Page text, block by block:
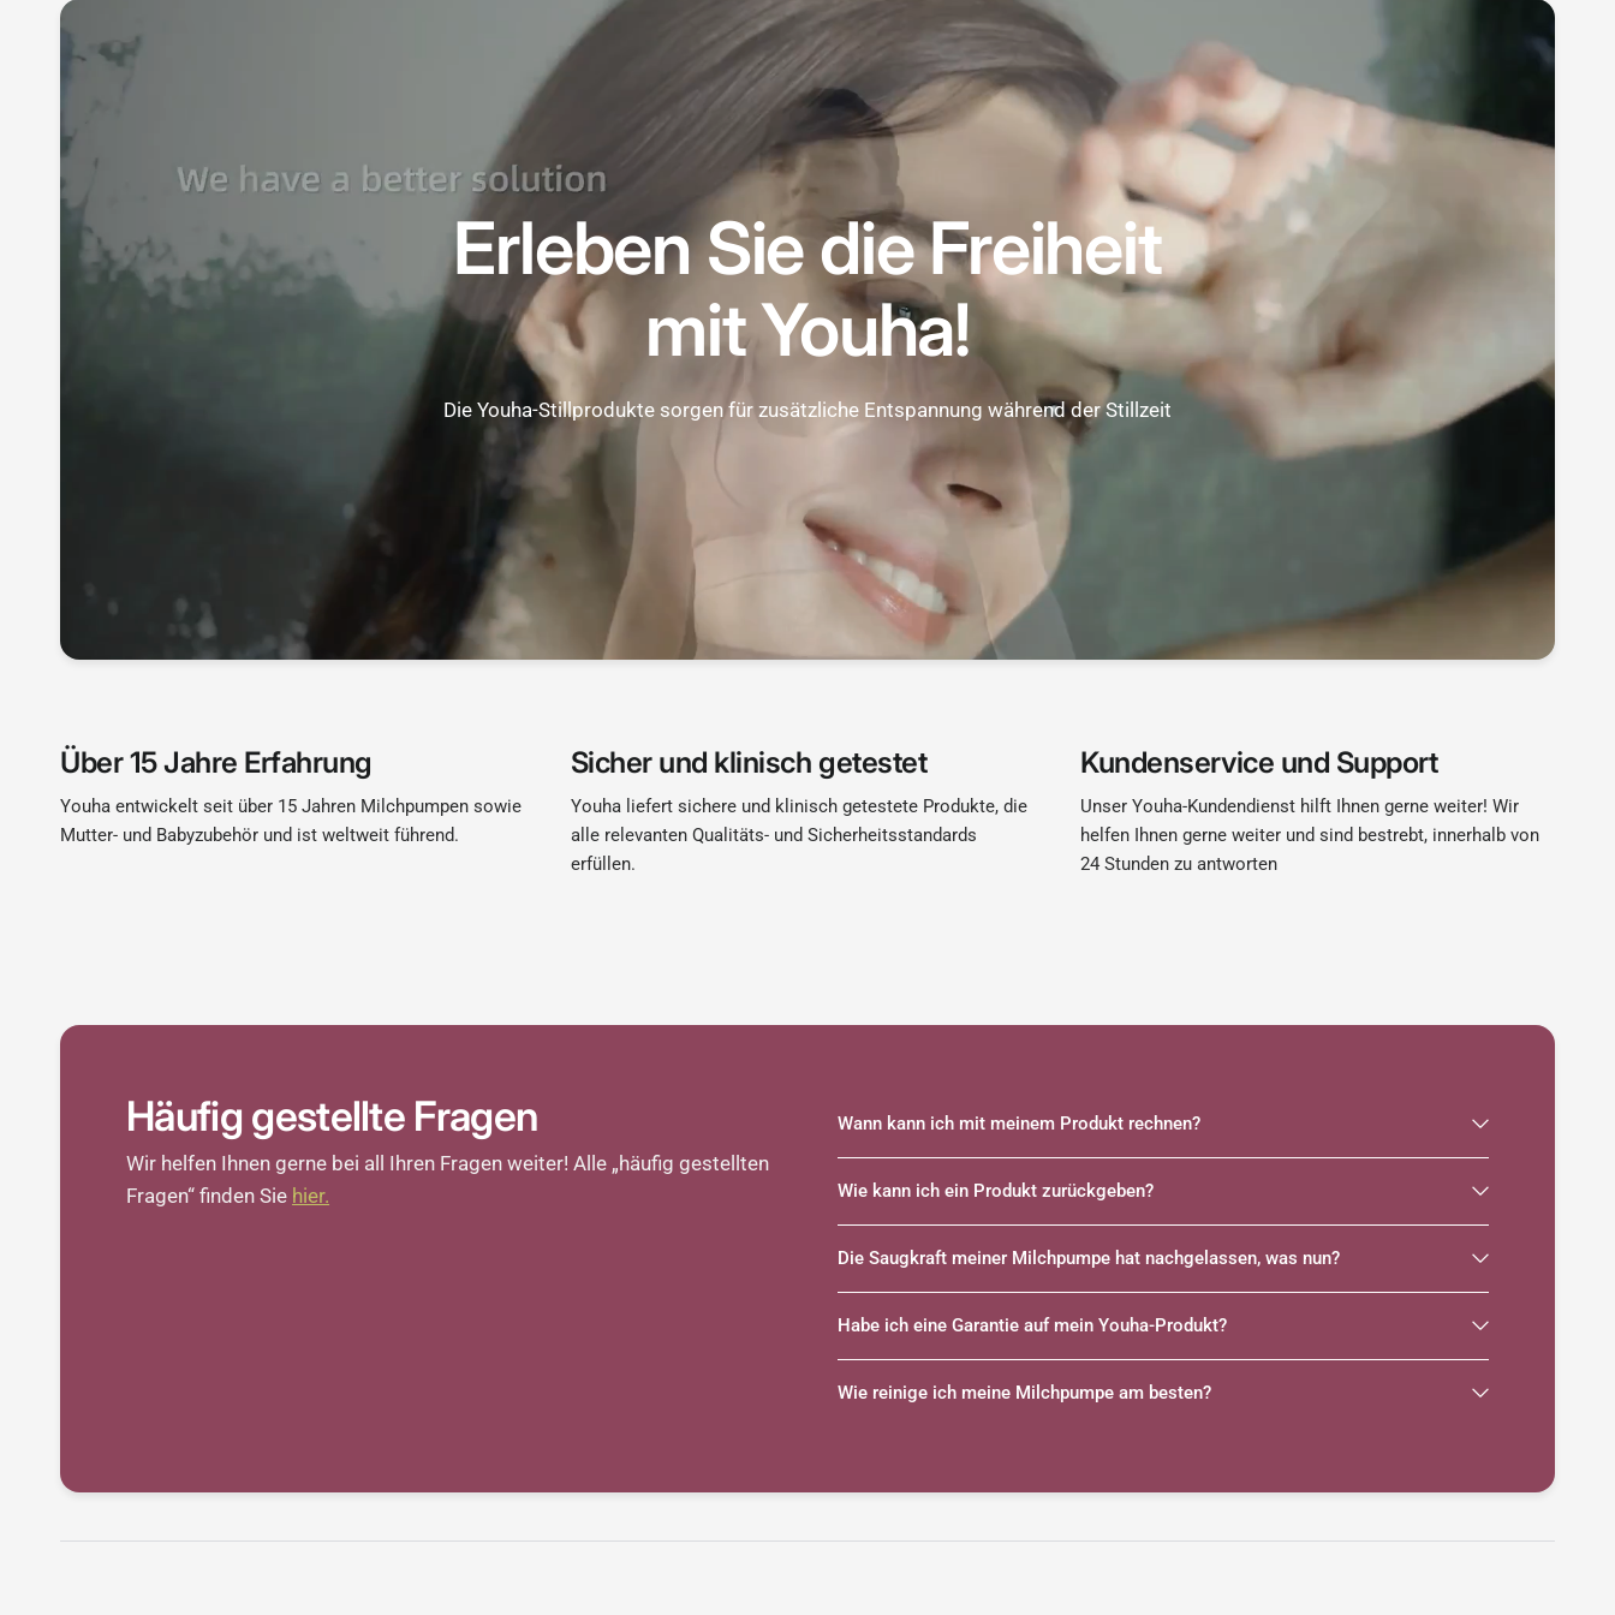
Erleben Sie die Freiheit
mit Youha!
Die Youha-Stillprodukte sorgen für zusätzliche Entspannung während der Stillzeit
Über 15 Jahre Erfahrung
Youha entwickelt seit über 15 Jahren Milchpumpen sowie
Mutter- und Babyzubehör und ist weltweit führend.
Sicher und klinisch getestet
Youha liefert sichere und klinisch getestete Produkte, die
alle relevanten Qualitäts- und Sicherheitsstandards
erfüllen.
Kundenservice und Support
Unser Youha-Kundendienst hilft Ihnen gerne weiter! Wir
helfen Ihnen gerne weiter und sind bestrebt, innerhalb von
24 Stunden zu antworten
Häufig gestellte Fragen
Wir helfen Ihnen gerne bei all Ihren Fragen weiter! Alle „häufig gestellten
Fragen“ finden Sie hier.
Wann kann ich mit meinem Produkt rechnen?
Wie kann ich ein Produkt zurückgeben?
Die Saugkraft meiner Milchpumpe hat nachgelassen, was nun?
Habe ich eine Garantie auf mein Youha-Produkt?
Wie reinige ich meine Milchpumpe am besten?